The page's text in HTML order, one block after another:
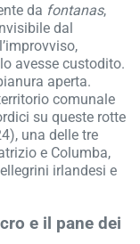
da fontanas,
dal
avesse custodito.
aperta.
comunale
su queste rotte
una delle tre
e Columba,
irlandesi e
e il pane dei